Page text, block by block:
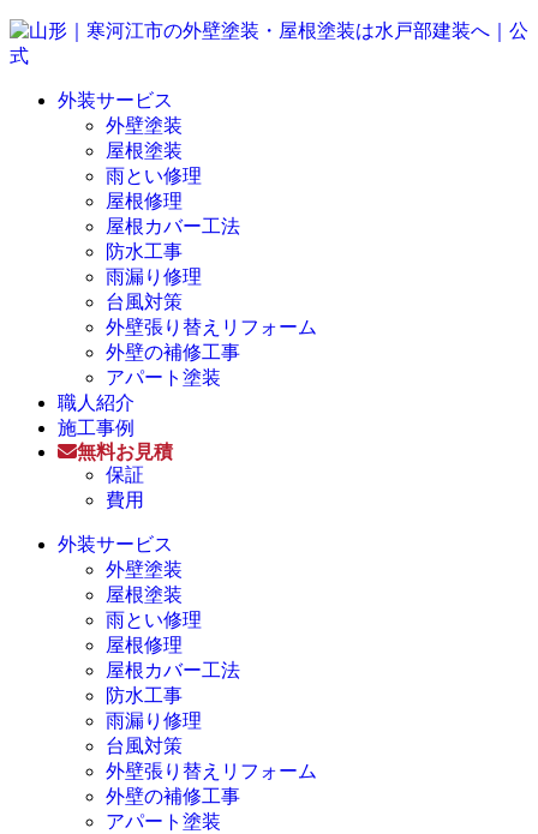
外装サービス
外壁塗装
屋根塗装
雨とい修理
屋根修理
屋根カバー工法
防水工事
雨漏り修理
台風対策
外壁張り替えリフォーム
外壁の補修工事
アパート塗装
職人紹介
施工事例
無料お見積
保証
費用
外装サービス
外壁塗装
屋根塗装
雨とい修理
屋根修理
屋根カバー工法
防水工事
雨漏り修理
台風対策
外壁張り替えリフォーム
外壁の補修工事
アパート塗装